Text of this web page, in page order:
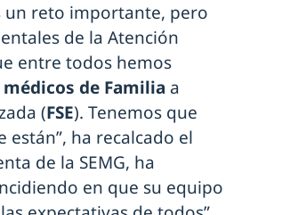
un reto importante, pero
de la Atención
entre todos hemos
de Familia a
(FSE). Tenemos que
ha recalcado el
de la SEMG, ha
en que su equipo